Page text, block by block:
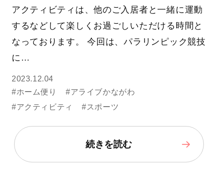
アクティビティは、他のご入居者と一緒に運動
するなどして楽しくお過ごしいただける時間と
なっております。 今回は、パラリンピック競技
に…
2023.12.04
#ホーム便り
#アライブかながわ
#アクティビティ
#スポーツ
続きを読む